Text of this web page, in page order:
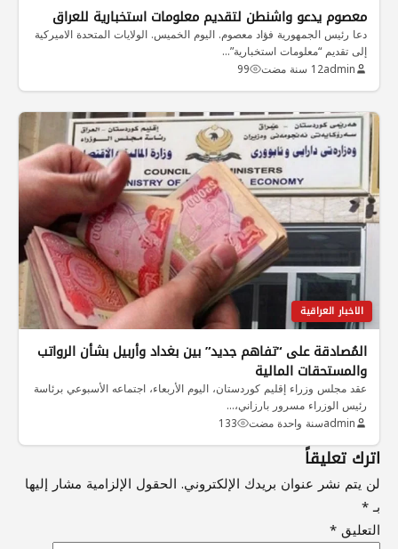
معصوم يدعو واشنطن لتقديم معلومات استخبارية للعراق
دعا رئيس الجمهورية فؤاد معصوم. اليوم الخميس. الولايات المتحدة الاميركية
إلى تقديم “معلومات استخبارية”…
admin12 سنة مضت 99
الاخبار العراقية
المُصادقة على “تفاهم جديد” بين بغداد وأربيل بشأن الرواتب
والمستحقات المالية
عقد مجلس وزراء إقليم كوردستان، اليوم الأربعاء، اجتماعه الأسبوعي برئاسة
رئيس الوزراء مسرور بارزاني،…
adminسنة واحدة مضت 133
اترك تعليقاً
لن يتم نشر عنوان بريدك الإلكتروني. الحقول الإلزامية مشار إليها
بـ*
التعليق*